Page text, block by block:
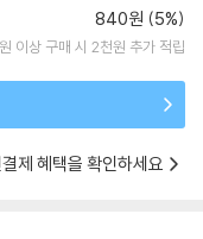
840원 (5%)
이상 구매 시 2천원 추가 적립
제 혜택을 확인하세요